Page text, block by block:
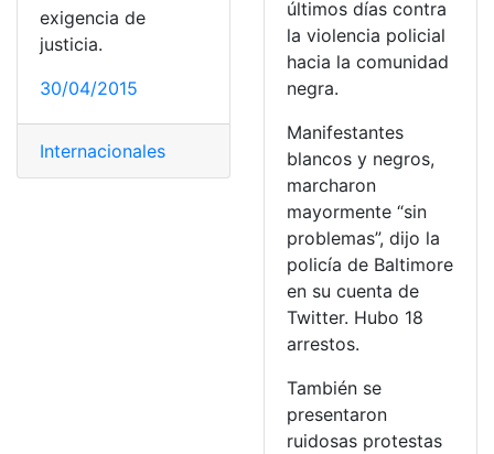
exigencia de
justicia.
30/04/2015
Internacionales
últimos días contra
la violencia policial
hacia la comunidad
negra.
Manifestantes
blancos y negros,
marcharon
mayormente “sin
problemas”, dijo la
policía de Baltimore
en su cuenta de
Twitter. Hubo 18
arrestos.
También se
presentaron
ruidosas protestas